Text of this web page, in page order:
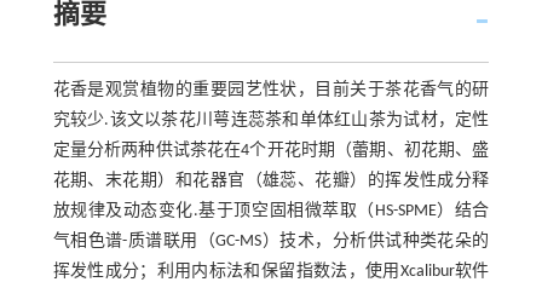
摘要
花香是观赏植物的重要园艺性状，目前关于茶花香气的研
究较少.该文以茶花川萼连蕊茶和单体红山茶为试材，定性
定量分析两种供试茶花在4个开花时期（蕾期、初花期、盛
花期、末花期）和花器官（雄蕊、花瓣）的挥发性成分释
放规律及动态变化.基于顶空固相微萃取（HS-SPME）结合
气相色谱-质谱联用（GC-MS）技术，分析供试种类花朵的
挥发性成分；利用内标法和保留指数法，使用Xcalibur软件